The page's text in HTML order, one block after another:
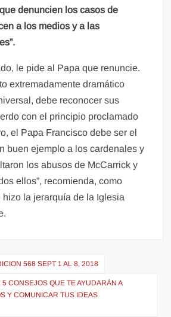
denuncien los casos de
a los medios y a las
le pide al Papa que renuncie.
extremadamente dramático
debe reconocer sus
con el principio proclamado
el Papa Francisco debe ser el
buen ejemplo a los cardenales y
los abusos de McCarrick y
ellos”, recomienda, como
hizo la jerarquía de la Iglesia
568 SEPT 1 AL 8, 2018
CONSEJOS QUE TE AYUDARÁN A
Y COMUNICAR TUS IDEAS